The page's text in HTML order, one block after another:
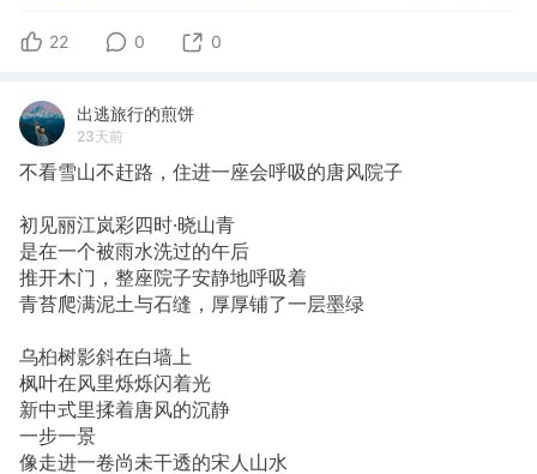
22 0 0
出逃旅行的煎饼
23天前
不看雪山不赶路，住进一座会呼吸的唐风院子
初见丽江岚彩四时·晓山青
是在一个被雨水洗过的午后
推开木门，整座院子安静地呼吸着
青苔爬满泥土与石缝，厚厚铺了一层墨绿
乌桕树影斜在白墙上
枫叶在风里烁烁闪着光
新中式里揉着唐风的沉静
一步一景
像走进一卷尚未干透的宋人山水